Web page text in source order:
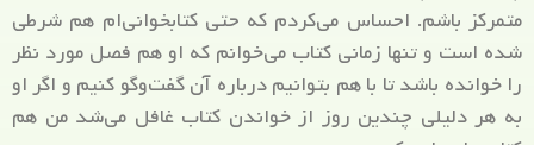
متمرکز باشم. احساس می‌کردم که حتی کتابخوانی‌ام هم شرطی
شده است و تنها زمانی کتاب‌ می‌خوانم که او هم فصل مورد نظر
را خوانده باشد تا با هم بتوانیم درباره آن گفت‌وگو کنیم و اگر او
به هر دلیلی چندین روز از خواندن کتاب غافل می‌شد من هم